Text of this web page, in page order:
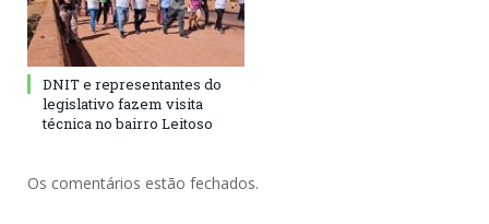
DNIT e representantes do
legislativo fazem visita
técnica no bairro Leitoso
Os comentários estão fechados.